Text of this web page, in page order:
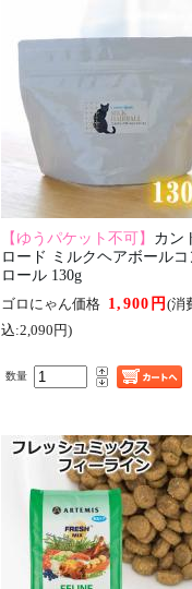
【ゆうパケット不可】 カン
ロード ミルクヘアボールコ
ロール 130g
ゴロにゃん価格 1,900円(消
込:2,090円)
数量